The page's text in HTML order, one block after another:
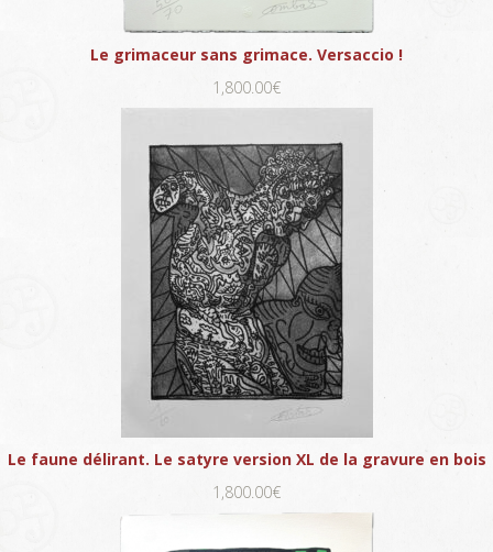
Le grimaceur sans grimace. Versaccio !
1,800.00€
Le faune délirant. Le satyre version XL de la gravure en bois
1,800.00€